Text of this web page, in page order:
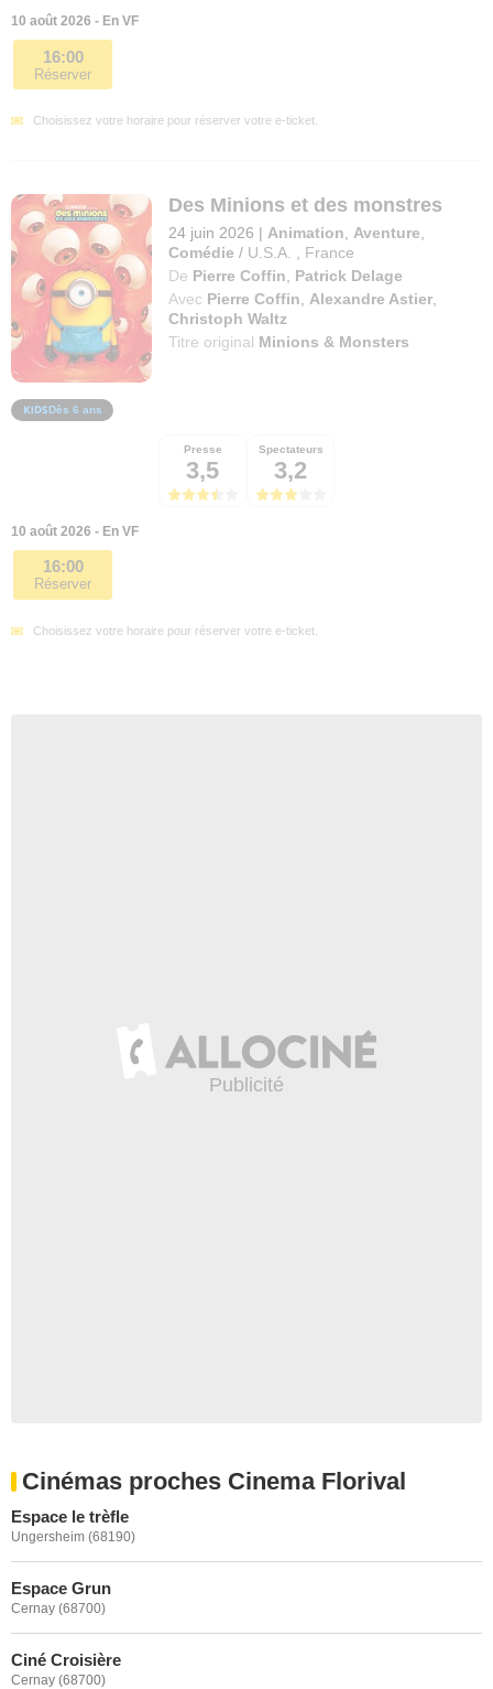
10 août 2026 - En VF
16:00
Réserver
Choisissez votre horaire pour réserver votre e-ticket.
Des Minions et des monstres
24 juin 2026 | Animation Aventure
Comédie / U.S.A.
France
De Pierre Coffin
Patrick Delage
Avec Pierre Coffin Alexandre Astier
Christoph Waltz
Titre original Minions & Monsters
Dès 6 ans
Presse
3,5
Spectateurs
3,2
10 août 2026 - En VF
16:00
Réserver
Choisissez votre horaire pour réserver votre e-ticket.
Cinémas proches Cinema Florival
Espace le trèfle
Ungersheim (68190)
Espace Grun
Cernay (68700)
Ciné Croisière
Cernay (68700)